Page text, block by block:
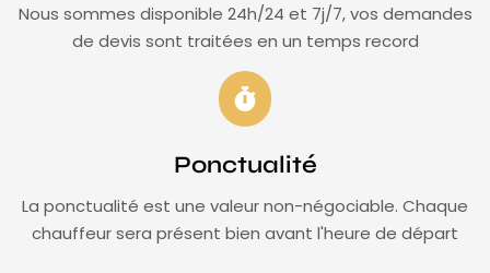
Nous sommes disponible 24h/24 et 7j/7, vos demandes
de devis sont traitées en un temps record
Ponctualité
La ponctualité est une valeur non-négociable. Chaque
chauffeur sera présent bien avant l'heure de départ